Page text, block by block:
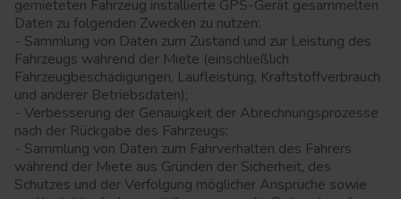
gemieteten Fahrzeug installierte GPS-Gerät gesammelten
Daten zu folgenden Zwecken zu nutzen:
- Sammlung von Daten zum Zustand und zur Leistung des
Fahrzeugs während der Miete (einschließlich
Fahrzeugbeschädigungen, Laufleistung, Kraftstoffverbrauch
und anderer Betriebsdaten);
- Verbesserung der Genauigkeit der Abrechnungsprozesse
nach der Rückgabe des Fahrzeugs;
- Sammlung von Daten zum Fahrverhalten des Fahrers
während der Miete aus Gründen der Sicherheit, des
Schutzes und der Verfolgung möglicher Ansprüche sowie